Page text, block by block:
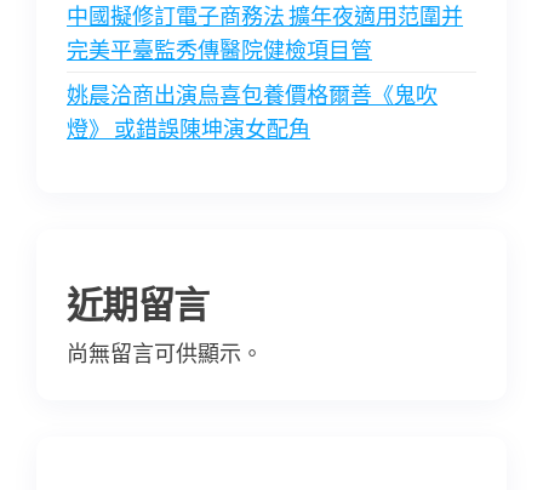
中國擬修訂電子商務法 擴年夜適用范圍并
完美平臺監秀傳醫院健檢項目管
姚晨洽商出演烏喜包養價格爾善《鬼吹
燈》 或錯誤陳坤演女配角
近期留言
尚無留言可供顯示。